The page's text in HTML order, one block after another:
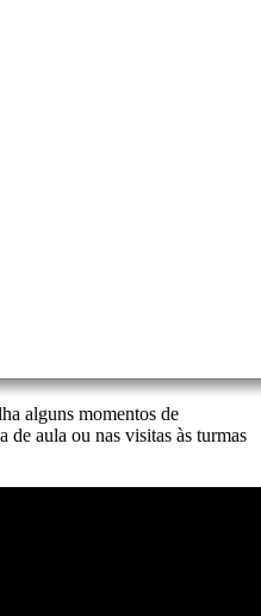
alguns momentos de
de aula ou nas visitas às turmas